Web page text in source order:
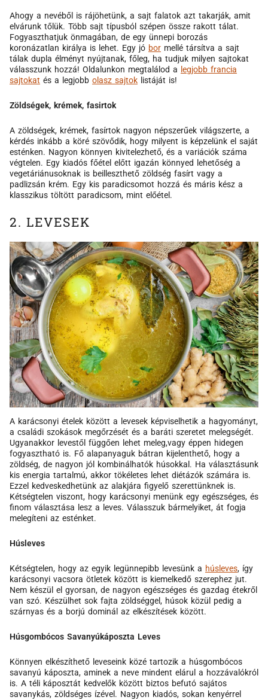
Ahogy a nevéből is rájöhetünk, a sajt falatok azt takarják, amit
elvárunk tőlük. Több sajt típusból szépen össze rakott tálat.
Fogyaszthatjuk önmagában, de egy ünnepi borozás
koronázatlan királya is lehet. Egy jó bor mellé társítva a sajt
tálak dupla élményt nyújtanak, főleg, ha tudjuk milyen sajtokat
válasszunk hozzá! Oldalunkon megtalálod a legjobb francia
sajtokat és a legjobb olasz sajtok listáját is!
Zöldségek, krémek, fasirtok
A zöldségek, krémek, fasírtok nagyon népszerűek világszerte, a
kérdés inkább a köré szövődik, hogy milyent is képzelünk el saját
esténken. Nagyon könnyen kivitelezhető, és a variációk száma
végtelen. Egy kiadós főétel előtt igazán könnyed lehetőség a
vegetáriánusoknak is beilleszthető zöldség fasírt vagy a
padlizsán krém. Egy kis paradicsomot hozzá és máris kész a
klasszikus töltött paradicsom, mint előétel.
2. LEVESEK
A karácsonyi ételek között a levesek képviselhetik a hagyományt,
a családi szokások megőrzését és a baráti szeretet melegségét.
Ugyanakkor levestől függően lehet meleg,vagy éppen hidegen
fogyasztható is. Fő alapanyaguk bátran kijelenthető, hogy a
zöldség, de nagyon jól kombinálhatók húsokkal. Ha választásunk
kis energia tartalmú, akkor tökéletes lehet diétázók számára is.
Ezzel kedveskedhetünk az alakjára figyelő szerettünknek is.
Kétségtelen viszont, hogy karácsonyi menünk egy egészséges, és
finom választása lesz a leves. Válasszuk bármelyiket, át fogja
melegíteni az esténket.
Húsleves
Kétségtelen, hogy az egyik legünnepibb levesünk a húsleves, így
karácsonyi vacsora ötletek között is kiemelkedő szerephez jut.
Nem készül el gyorsan, de nagyon egészséges és gazdag étekről
van szó. Készülhet sok fajta zöldséggel, húsok közül pedig a
szárnyas és a borjú dominál az elkészítések között.
Húsgombócos Savanyúkáposzta Leves
Könnyen elkészíthető leveseink közé tartozik a húsgombócos
savanyú káposzta, aminek a neve mindent elárul a hozzávalókról
is. A téli káposztát kedvelők között biztos befutó sajátos
savanykás, zöldséges ízével. Nagyon kiadós, sokan kenyérrel